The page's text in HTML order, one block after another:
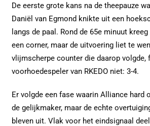
De eerste grote kans na de theepauze
Daniël van Egmond knikte uit een
langs de paal. Rond de 65e minuut
een corner, maar de uitvoering liet te
vlijmscherpe counter die daarop volgde,
voorhoedespeler van RKEDO niet: 3-4.
Er volgde een fase waarin Alliance hard
de gelijkmaker, maar de echte
bleven uit. Vlak voor het eindsignaal